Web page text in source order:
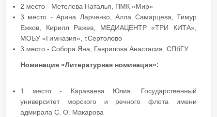
2 место - Метелева Наталья, ПМК «Мир»
3 место - Арина Ларченко, Алла Самарцева, Тимур
Ежков, Кирилл Ражев, МЕДИАЦЕНТР «ТРИ КИТА»,
МОБУ «Гимназия», г.Сертолово
3 место - Собора Яна, Гаврилова Анастасия, СПбГУ
Номинация «Литературная номинация»:
1 место - Караваева Юлия, Государственный
университет морского и речного флота имени
адмирала С. О. Макарова